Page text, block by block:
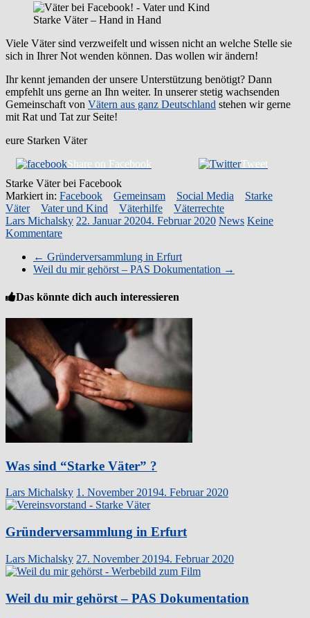
Starke Väter – Hand in Hand
Viele Väter sind verzweifelt und wissen nicht an welche Stelle sie
sich in Ihrer Not wenden können. Das wollen wir ändern!
Ihr kennt jemanden der unsere Unterstützung benötigt? Dann
empfehlt uns gerne an Ihn weiter. In unserer stetig wachsenden
Gemeinschaft von Vätern aus ganz Deutschland stehen wir gerne
mit Rat und Tat zur Seite!
eure Starken Väter
Share on Facebook
Tweet
Starke Väter bei Facebook
Markiert in: Facebook Gemeinsam Social Media
Starke
Väter
Vater und Kind Väterhilfe
Väterrechte
Lars Michalsky 22. Januar 20204. Februar 2020 News Keine
Kommentare
← Gründerversammlung in Erfurt
Weil du mir gehörst – PAS Dokumentation →
Das könnte dich auch interessieren
Was sind “Starke Väter” ?
Lars Michalsky 1. November 20194. Februar 2020
Gründerversammlung in Erfurt
Lars Michalsky 27. November 20194. Februar 2020
Weil du mir gehörst – PAS Dokumentation